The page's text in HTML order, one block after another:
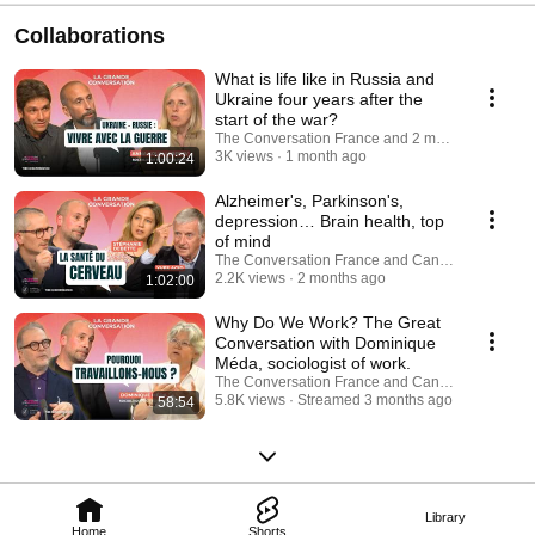
Home Shorts
Library
Collaborations
1:00:24
What is life like in Russia and
Ukraine four years after the
start of the war?
The Conversation France and 2 more
3K views
1 month ago
1:02:00
Alzheimer's, Parkinson's,
depression… Brain health, top
of mind
The Conversation France and Canalchat
2.2K views
2 months ago
58:54
Why Do We Work? The Great
Conversation with Dominique
Méda, sociologist of work.
The Conversation France and Canalchat
5.8K views
Streamed 3 months ago